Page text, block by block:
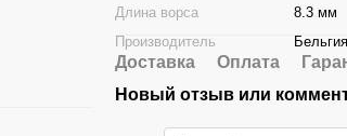
Длина ворса
8.3 мм
Производитель
Бельгия
Доставка Оплата
Новый отзыв или